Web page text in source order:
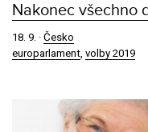
Nakonec všechno
18. 9. · Česko
europarlament, volby 2019